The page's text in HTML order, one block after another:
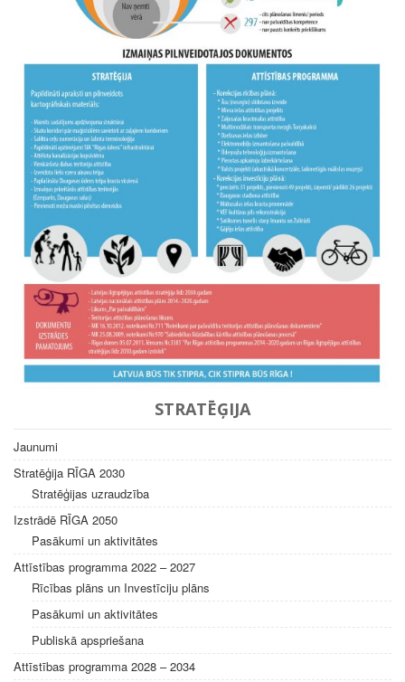
STRATĒĢIJA
Jaunumi
Stratēģija RĪGA 2030
Stratēģijas uzraudzība
Izstrādē RĪGA 2050
Pasākumi un aktivitātes
Attīstības programma 2022 – 2027
Rīcības plāns un Investīciju plāns
Pasākumi un aktivitātes
Publiskā apspriešana
Attīstības programma 2028 – 2034